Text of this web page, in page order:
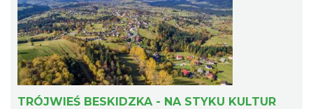
TRÓJWIEŚ BESKIDZKA - NA STYKU KULTUR